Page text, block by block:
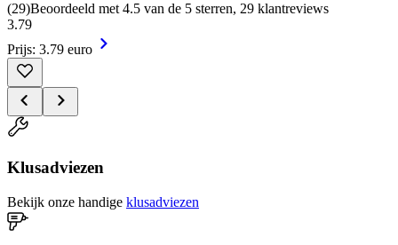
(29)Beoordeeld met 4.5 van de 5 sterren, 29 klantreviews
3.79
Prijs: 3.79 euro
Klusadviezen
Bekijk onze handige klusadviezen